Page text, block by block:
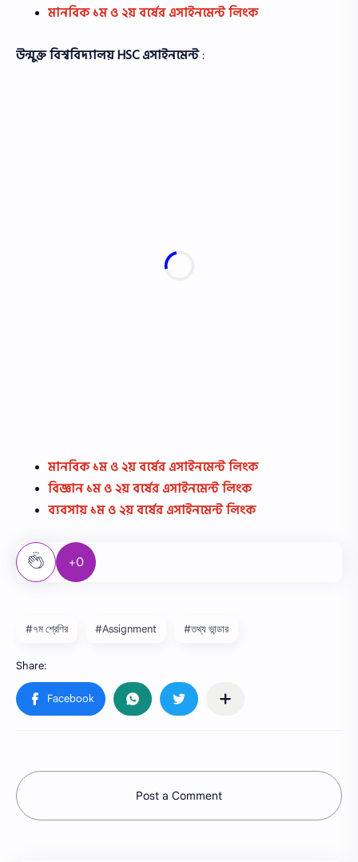
মানবিক ১ম ও ২য় বর্ষের এসাইনমেন্ট লিংক
উন্মুক্ত বিশ্ববিদ্যালয়HSCএসাইনমেন্ট:
মানবিক ১ম ও ২য় বর্ষের এসাইনমেন্ট লিংক
বিজ্ঞান ১ম ও ২য় বর্ষের এসাইনমেন্ট লিংক
ব্যবসায় ১ম ও ২য় বর্ষের এসাইনমেন্ট লিংক
+0
#৭ম শ্রেণির #Assignment #তথ্য ভান্ডার
Post a Comment